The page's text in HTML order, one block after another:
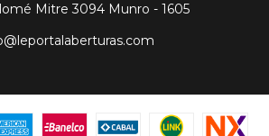
Mitre 3094 Munro - 1605